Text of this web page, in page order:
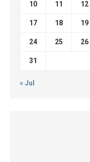
10 11 12
17 18 19
24 25 26
31
« Jul